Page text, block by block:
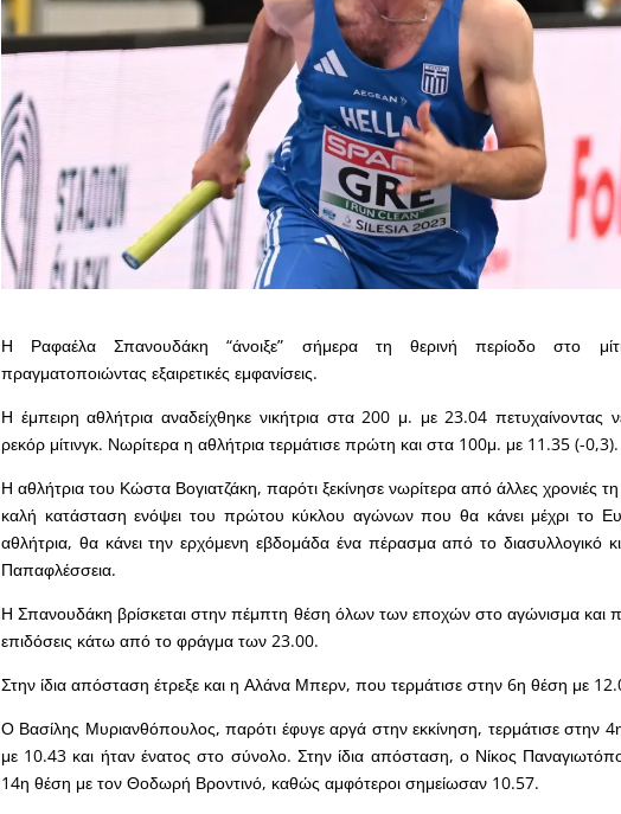
Η Ραφαέλα Σπανουδάκη “άνοιξε” σήμερα τη θερινή περίοδο στο
πραγματοποιώντας εξαιρετικές εμφανίσεις.
Η έμπειρη αθλήτρια αναδείχθηκε νικήτρια στα 200 μ. με 23.04 πετυχαίνοντας
ρεκόρ μίτινγκ. Νωρίτερα η αθλήτρια τερμάτισε πρώτη και στα 100μ. με 11.35 (-0,3).
Η αθλήτρια του Κώστα Βογιατζάκη, παρότι ξεκίνησε νωρίτερα από άλλες χρονιές
καλή κατάσταση ενόψει του πρώτου κύκλου αγώνων που θα κάνει μέχρι το
αθλήτρια, θα κάνει την ερχόμενη εβδομάδα ένα πέρασμα από το διασυλλογικό
Παπαφλέσσεια.
Η Σπανουδάκη βρίσκεται στην πέμπτη θέση όλων των εποχών στο αγώνισμα και
επιδόσεις κάτω από το φράγμα των 23.00.
Στην ίδια απόσταση έτρεξε και η Αλάνα Μπερν, που τερμάτισε στην 6η θέση με
Ο Βασίλης Μυριανθόπουλος, παρότι έφυγε αργά στην εκκίνηση, τερμάτισε στην
με 10.43 και ήταν ένατος στο σύνολο. Στην ίδια απόσταση, ο Νίκος
14η θέση με τον Θοδωρή Βροντινό, καθώς αμφότεροι σημείωσαν 10.57.